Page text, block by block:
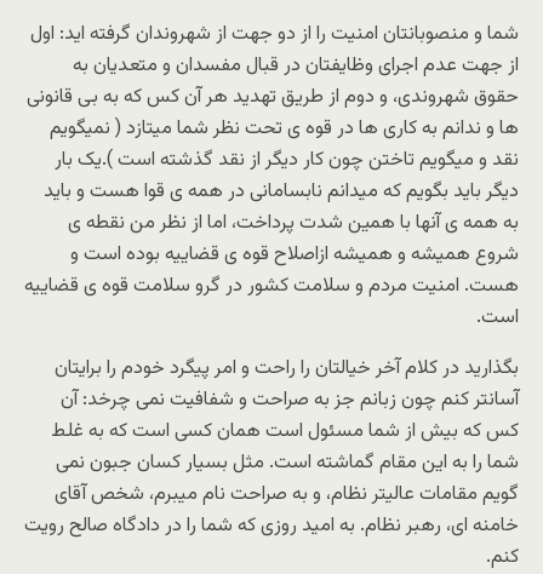
شما و منصوبانتان امنیت را از دو جهت از شهروندان گرفته اید: اول
از جهت عدم اجرای وظایفتان در قبال مفسدان و متعدیان به
حقوق شهروندی، و دوم از طریق تهدید هر آن کس که به بی قانونی
ها و ندانم به کاری ها در قوه ی تحت نظر شما میتازد ( نمیگویم
نقد و میگویم تاختن چون کار دیگر از نقد گذشته است ).یک بار
دیگر باید بگویم که میدانم نابسامانی در همه ی قوا هست و باید
به همه ی آنها با همین شدت پرداخت، اما از نظر من نقطه ی
شروع همیشه و همیشه ازاصلاح قوه ی قضاییه بوده است و
هست. امنیت مردم و سلامت کشور در گرو سلامت قوه ی قضاییه
است.
بگذارید در کلام آخر خیالتان را راحت و امر پیگرد خودم را برایتان
آسانتر کنم چون زبانم جز به صراحت و شفافیت نمی چرخد: آن
کس که بیش از شما مسئول است همان کسی است که به غلط
شما را به این مقام گماشته است. مثل بسیار کسان جبون نمی
گویم مقامات عالیتر نظام، و به صراحت نام میبرم، شخص آقای
خامنه ای، رهبر نظام. به امید روزی که شما را در دادگاه صالح رویت
کنم.